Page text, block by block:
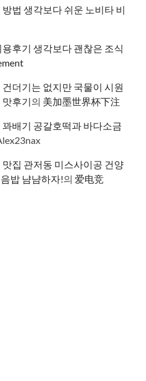
법 생각보다 쉬운 노비타 비
후기 생각보다 괜찮은 조식
더기는 없지만 국물이 시원
후기의 美加墨世界杯下注
배기 공갈호떡과 바다소금
집 관저동 미스사이공 건양
밥 냠냠하자!의 爱电竞